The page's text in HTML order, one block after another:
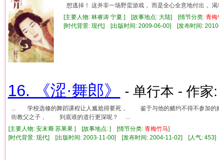
想逃掉！ 这并非一场野蛮游戏， 而是全心全意地付出，
[主要人物: 林睿涛 宁夏 ] [故事地点: 大陆] [情节分类: 青梅
[时代背景: 现代] [出版时间: 2009-06-00] [发布时间:
16. 《涩·舞郎》 - 单行本 - 作
... 学校选修的舞蹈课程让人尴尬得要死， 鉴于与他的赌约不得不参
街教父之子， 到底谁的道行更深呢？ ...
[主要人物: 安末裔 苏果果 ] [故事地点: ] [情节分类: 青梅竹马]
[时代背景: 现代] [出版时间: 2003-11-00] [发布时间: 2004-11-02] [人气: